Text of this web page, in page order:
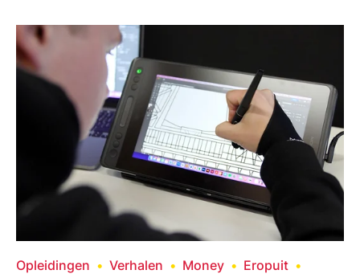
Opleidingen Verhalen Money
Eropuit